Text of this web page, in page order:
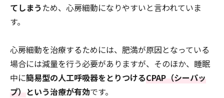
てしまう ため、心房細動になりやすいと言われていま
す。
心房細動を治療するためには、肥満が原因となっている
場合には減量を行う必要がありますが、そのほか、睡眠
中に簡易型の人工呼吸器をとりつけるCPAP（シーパッ
プ） という治療が有効です。